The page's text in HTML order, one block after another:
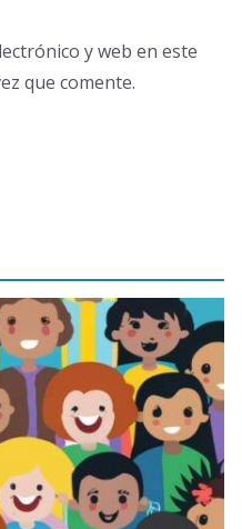
y web en este
que comente.